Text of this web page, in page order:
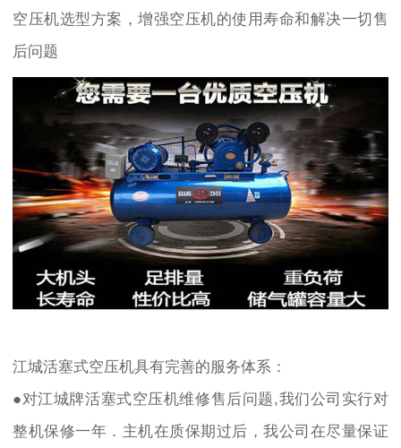
空压机选型方案，增强空压机的使用寿命和解决一切售
后问题
江城活塞式空压机具有完善的服务体系：
●对江城牌活塞式空压机维修售后问题,我们公司实行对
整机保修一年．主机在质保期过后，我公司在尽量保证